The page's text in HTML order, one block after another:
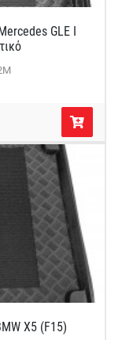
GLE Ι
X5 (F15)